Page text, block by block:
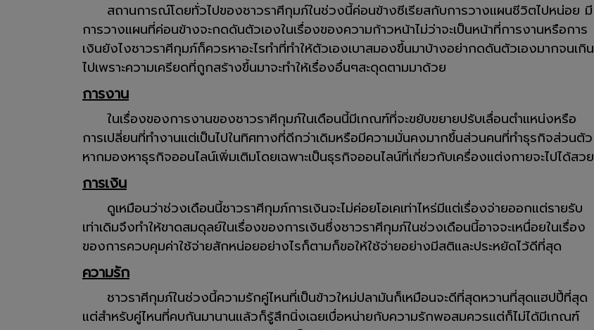
สถานการณ์โดยทั่วไปของชาวราศีกุมภ์ในช่วงนี้ค่อนข้างซีเรียสกับการวางแผนชีวิตไปหน่อย มี
การวางแผนที่ค่อนข้างจะกดดันตัวเองในเรื่องของความก้าวหน้าไม่ว่าจะเป็นหน้าที่การงานหรือการ
เงินยังไงชาวราศีกุมภ์ก็ควรหาอะไรทำที่ทำให้ตัวเองเบาสมองขึ้นมาบ้างอย่ากดดันตัวเองมากจนเกิน
ไปเพราะความเครียดที่ถูกสร้างขึ้นมาจะทำให้เรื่องอื่นๆสะดุดตามมาด้วย
การงาน
ในเรื่องของการงานของชาวราศีกุมภ์ในเดือนนี้มีเกณฑ์ที่จะขยับขยายปรับเลื่อนตำแหน่งหรือ
การเปลี่ยนที่ทำงานแต่เป็นไปในทิศทางที่ดีกว่าเดิมหรือมีความมั่นคงมากขึ้นส่วนคนที่ทำธุรกิจส่วนตัว
หากมองหาธุรกิจออนไลน์เพิ่มเติมโดยเฉพาะเป็นธุรกิจออนไลน์ที่เกี่ยวกับเครื่องแต่งกายจะไปได้สวย
การเงิน
ดูเหมือนว่าช่วงเดือนนี้ชาวราศีกุมภ์การเงินจะไม่ค่อยโอเคเท่าไหร่มีแต่เรื่องจ่ายออกแต่รายรับ
เท่าเดิมจึงทำให้ขาดสมดุลย์ในเรื่องของการเงินซึ่งชาวราศีกุมภ์ในช่วงเดือนนี้อาจจะเหนื่อยในเรื่อง
ของการควบคุมค่าใช้จ่ายสักหน่อยอย่างไรก็ตามก็ขอให้ใช้จ่ายอย่างมีสติและประหยัดไว้ดีที่สุด
ความรัก
ชาวราศีกุมภ์ในช่วงนี้ความรักคู่ไหนที่เป็นข้าวใหม่ปลามันก็เหมือนจะดีที่สุดหวานที่สุดแฮปปี้ที่สุด
แต่สำหรับคู่ไหนที่คบกันมานานแล้วก็รู้สึกนิ่งเฉยเบื่อหน่ายกับความรักพอสมควรแต่ก็ไม่ได้มีเกณฑ์